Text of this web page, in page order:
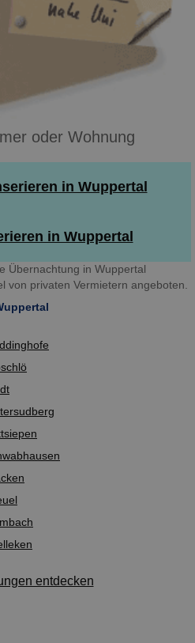
oder Wohnung
in Wuppertal
in Wuppertal
Übernachtung in Wuppertal
von privaten Vermietern angeboten.
entdecken